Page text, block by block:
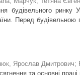
будівельного ринку
Перед будівельною
Ярослав Дмитрович;
та основні